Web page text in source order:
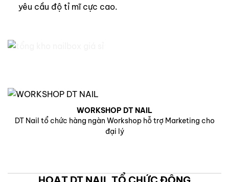
yêu cầu độ tỉ mĩ cực cao.
WORKSHOP DT NAIL
DT Nail tổ chức hàng ngàn Workshop hỗ trợ Marketing cho
đại lý